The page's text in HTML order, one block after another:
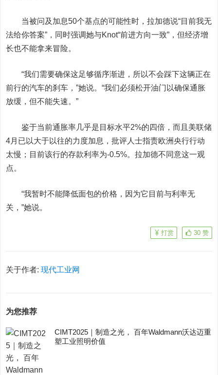
当被问及加息50个基点的可能性时，拉加德说“目前我无
法给你答案”，同时强调她与Knot“前进方向一致”，但经济增
长也不能拿来冒险。
“我们需要确保这足够循序渐进，所以不会踩下这辆正在
前行的汽车的刹车，”她说。“我们必须松开油门以确保通胀
放缓，但不能失速。”
鉴于当前通胀率几乎是目标水平2%的四倍，而且美联储
4月已以大于以往的力度加息，批评人士指责欧洲央行行动
太慢；目前该行的存款利率为-0.5%。拉加德不同意这一观
点。
“我暂时不能降低面包的价格，因为它目前与利率无
关，”她说。
30 赞
打赏
关于作者:现代工业网
为您推荐
CIMT2025｜制造之光， 百年Waldmann沃达迈重
塑工业照明价值